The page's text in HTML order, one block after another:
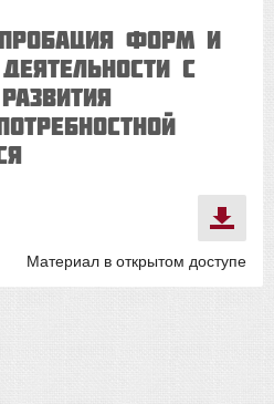
форм и
с
Материал в открытом доступе